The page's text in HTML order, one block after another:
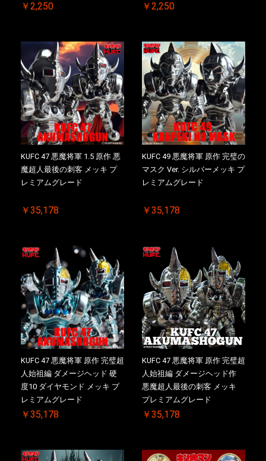
カートへ進む
￥2,250 ￥2,250
KUFC 47 悪魔将軍 1.5 原作 悪
魔超人最後の刺客 メッキ プ
レミアムグレード
￥35,178
KUFC 49 悪魔将軍 原作 完璧の
マスク Ver. シルバーメッキ プ
レミアムグレード
￥35,178
KUFC 47 悪魔将軍 原作 完璧超
人始祖編 ダメージヘッド 硬
度10 ダイヤモンド メッキ プ
レミアムグレード
￥35,178
KUFC 47 悪魔将軍 原作 完璧超
人始祖編 ダメージヘッド作
悪魔超人最後の刺客 メッキ
プレミアムグレード
￥35,178